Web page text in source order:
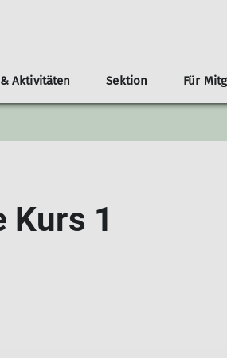
Aktivitäten
Familien
Sektion
Schrebergarten
Kletter- u. Boulderzentrum Obb. Süd Bad Tölz
Für
ändern
Unterstützer*innen
Kurs 1